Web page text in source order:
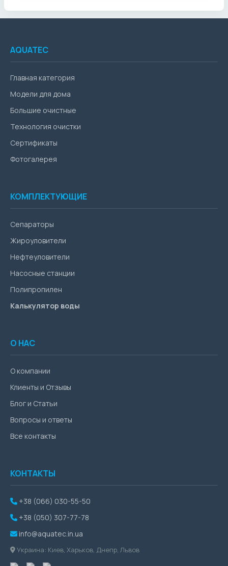
AQUATEC
Главная категория
Модели для дома
Большие очистные
Технология очистки
Сертификаты
Фотогалерея
КОМПЛЕКТУЮЩИЕ
Сепараторы
Жироуловители
Нефтеуловители
Насосные станции
Полипропилен
Калькулятор воды
О НАС
О компании
Клиенты и Отзывы
Блог и Статьи
Вопросы и ответы
Все контакты
КОНТАКТЫ
+38 (066) 030-55-50
+38 (050) 307-77-78
info@aquatec.in.ua
Украина: Киев, Харьков, Днепр, Львов